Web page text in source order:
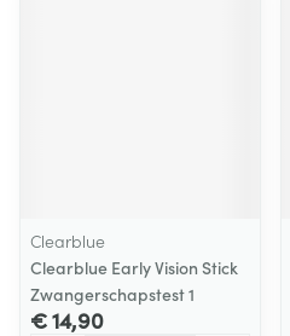
Clearblue
Clearblue Early Vision Stick
Zwangerschapstest 1
€ 14,90